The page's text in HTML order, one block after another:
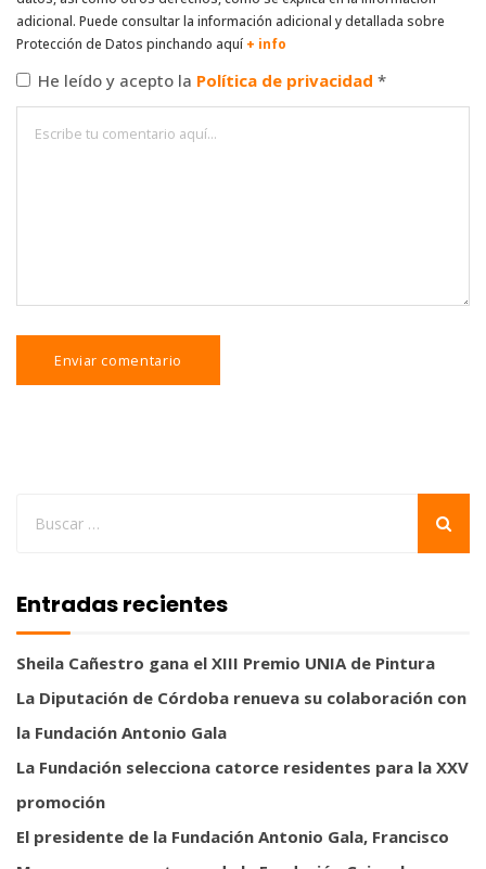
adicional. Puede consultar la información adicional y detallada sobre
Protección de Datos pinchando aquí + info
He leído y acepto la Política de privacidad *
Entradas recientes
Sheila Cañestro gana el XIII Premio UNIA de Pintura
La Diputación de Córdoba renueva su colaboración con
la Fundación Antonio Gala
La Fundación selecciona catorce residentes para la XXV
promoción
El presidente de la Fundación Antonio Gala, Francisco